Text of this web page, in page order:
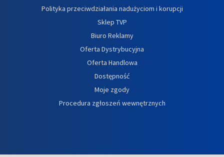
Polityka przeciwdziałania nadużyciom i korupcji
Sklep TVP
Biuro Reklamy
Oferta Dystrybucyjna
Oferta Handlowa
Dostępność
Moje zgody
Procedura zgłoszeń wewnętrznych